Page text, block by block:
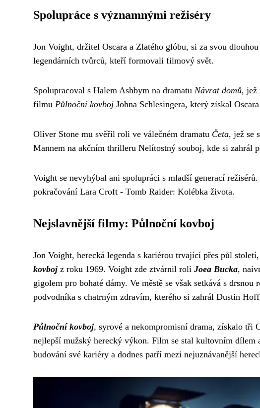
Spolupráce s významnými režiséry
Jon Voight, držitel Oscara a Zlatého glóbu, si za svou
legendárních tvůrců, kteří formovali filmový svět.
Spolupracoval s Halem Ashbym na dramatu Návrat domů, jež
filmu Půlnoční kovboj Johna Schlesingera, který získal
Oliver Stone mu svěřil roli ve válečném dramatu Četa, jež se
Mannem na akčním thrilleru Nelítostný souboj, kde si zahrál
Voight se nevyhýbal ani spolupráci s mladší generací
pokračování Lara Croft - Tomb Raider: Kolébka života.
Nejslavnější filmy: Půlnoční kovboj
Jon Voight, herecká legenda s kariérou trvající přes půl
kovboj z roku 1969. Voight zde ztvárnil roli Joea Bucka,
gigolem pro bohaté dámy. Ve městě se však setkává s
podvodníka s chatrným zdravím, kterého si zahrál Dustin
Půlnoční kovboj, syrové a nekompromisní drama, získalo tři
nejlepší mužský herecký výkon. Film se stal kultovním
budování své kariéry a dodnes patří mezi nejuznávanější